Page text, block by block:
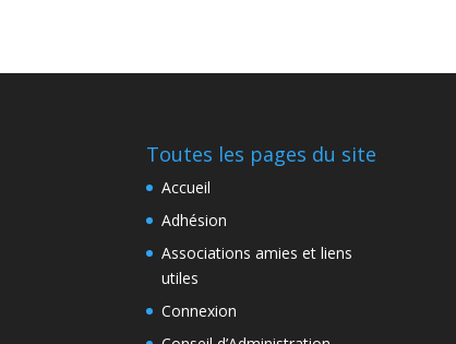
Toutes les pages du site
Accueil
Adhésion
Associations amies et liens
utiles
Connexion